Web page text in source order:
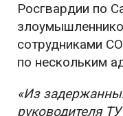
Росгвардии по
сотрудниками
по нескольким
«Из
руководителя